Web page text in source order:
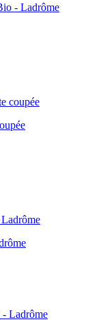
- Ladrôme